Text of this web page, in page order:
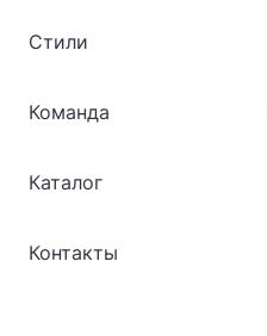
Стили
Команда
Каталог
Контакты